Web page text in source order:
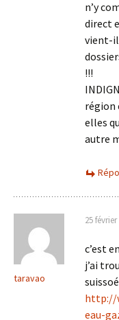
n’y
direct
vient-il
!!!
région
elles
autre
taravao
25
c’est
j’ai
http://
eau-